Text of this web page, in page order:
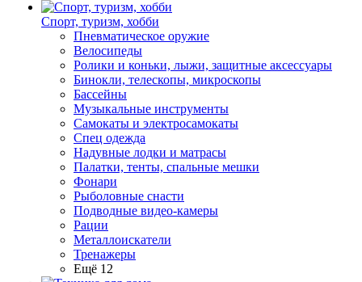
Спорт, туризм, хобби
Пневматическое оружие
Велосипеды
Ролики и коньки, лыжи, защитные аксессуары
Бинокли, телескопы, микроскопы
Бассейны
Музыкальные инструменты
Самокаты и электросамокаты
Спец одежда
Надувные лодки и матрасы
Палатки, тенты, спальные мешки
Фонари
Рыболовные снасти
Подводные видео-камеры
Рации
Металлоискатели
Тренажеры
Ещё 12